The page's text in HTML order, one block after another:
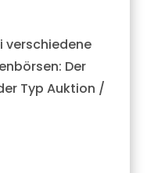
verschiedene
Der
Typ Auktion /